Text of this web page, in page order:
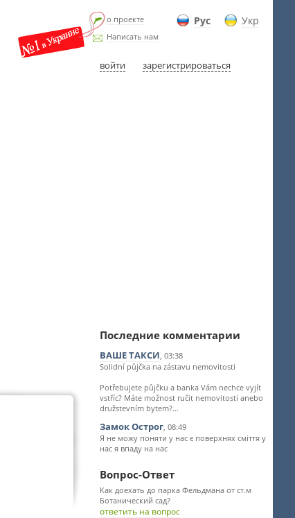
Рус Укр
о проекте
Написать нам
войти зарегистрироваться
Последние комментарии
ВАШЕ ТАКСИ, 03:38
Solidní půjčka na zástavu nemovitosti
Potřebujete půjčku a banka Vám nechce vyjít
vstříc? Máte možnost ručit nemovitosti anebo
družstevním bytem?...
Замок Острог, 08:49
Я не можу поняти у нас є поверхнях сміття у
нас я впаду на нас
Вопрос-Ответ
Как доехать до парка Фельдмана от ст.м
Ботанический сад?
ответить на вопрос